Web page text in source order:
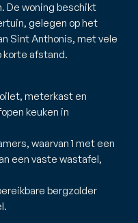
De woning beschikt
gelegen op het
Sint Anthonis, met vele
korte afstand.
meterkast en
keuken in
waarvan 1 met een
een vaste wastafel,
bergzolder